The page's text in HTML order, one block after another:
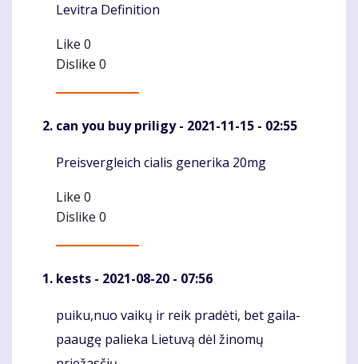
Komentaras
Levitra Definition
Like 0
Dislike 0
can you buy priligy- 2021-11-15 - 02:55
Komentaras
Preisvergleich cialis generika 20mg
Like 0
Dislike 0
kests - 2021-08-20 - 07:56
Komentaras
puiku,nuo vaikų ir reik pradėti, bet gaila-
paaugę palieka Lietuvą dėl žinomų